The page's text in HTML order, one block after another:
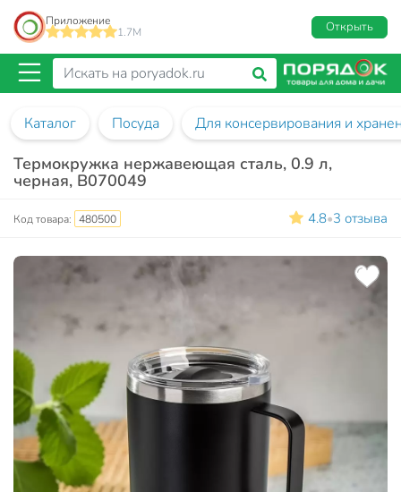
Приложение
1.7M
Открыть
Каталог Посуда Для консервирования и
Термокружка нержавеющая сталь, 0.9 л,
черная, B070049
Код товара: 480500 4.8•3 отзыва